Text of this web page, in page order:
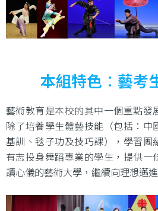
結
本組特色︰藝考
藝術教育是本校的其中一個重點發
除了培養學生體藝技能（包括：中
基訓、毯子功及技巧課），學習團
有志投身舞蹈專業的學生，提供一
讀心儀的藝術大學，繼續向理想邁進